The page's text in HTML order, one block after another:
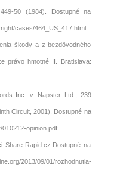
50 (1984). Dostupné na
cases/464_US_417.html.
škody a z bezdôvodného
právo hmotné II. Bratislava:
Inc. v. Napster Ltd., 239
Circuit, 2001). Dostupné na
opinion.pdf.
Rapid.cz.Dostupné na
2013/09/01/rozhodnutia-